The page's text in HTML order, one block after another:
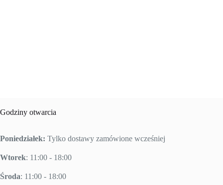
Godziny otwarcia
Poniedziałek: Tylko dostawy zamówione wcześniej
Wtorek: 11:00 - 18:00
Środa: 11:00 - 18:00